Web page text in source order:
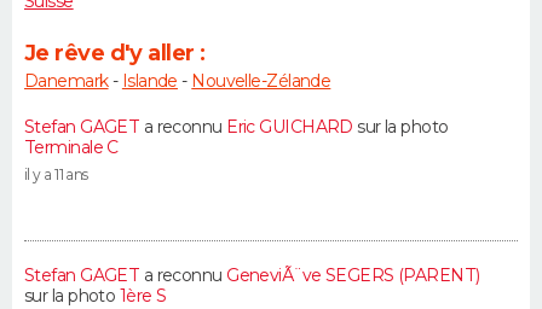
Je rêve d'y aller :
Danemark- Islande - Nouvelle-Zélande
Stefan GAGET a reconnu Eric GUICHARD sur la photo
Terminale C
il y a 11 ans
Stefan GAGET a reconnu GeneviÃ¨ve SEGERS (PARENT)
sur la photo 1ère S